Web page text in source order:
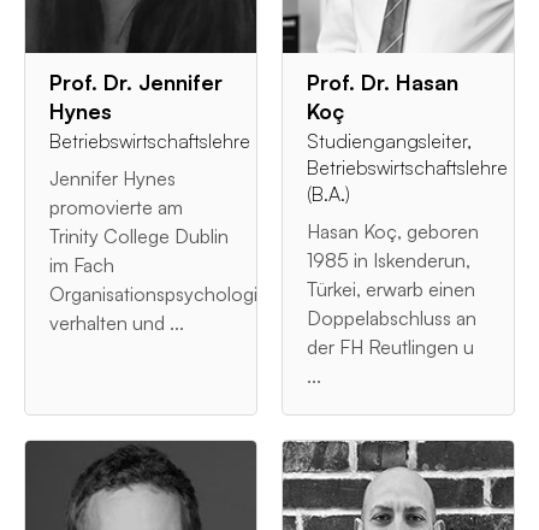
Prof. Dr. Jennifer
Hynes
Betriebswirtschaftslehre
Jennifer Hynes
promovierte am
Trinity College Dublin
im Fach
Organisationspsychologie/-
verhalten und ...
Prof. Dr. Hasan
Koç
Studiengangsleiter,
Betriebswirtschaftslehre
(B.A.)
Hasan Koç, geboren
1985 in Iskenderun,
Türkei, erwarb einen
Doppelabschluss an
der FH Reutlingen u
...